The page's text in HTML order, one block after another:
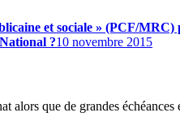
et sociale » (PCF/
?10 novembre 2015
que de grandes